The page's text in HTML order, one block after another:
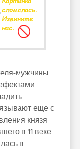
мужчины
еще с
князя
в 11 веке
в